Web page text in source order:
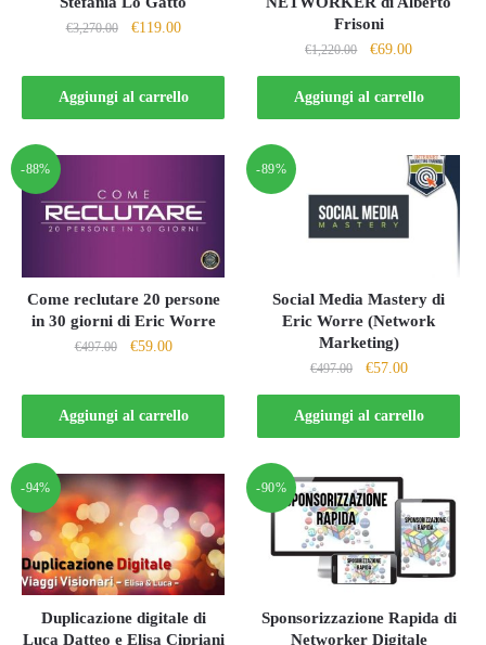
€3,270.00
Il
originale
era:
€3,270.00.
€119.00Il
attuale
è:
€119.00.
Aggiungi al carrello
Frisoni
€1,220.00
Il
prezzo
originale
era:
€69.00Il
prezzo
attuale
è:
Aggiungi al carrello
-88%
Come reclutare 20 persone
in 30 giorni di Eric Worre
€497.00
Il
originale
era:
€497.00.
€59.00Il
attuale
è:
€59.00.
Aggiungi al carrello
-89%
Social Media Mastery di
Eric Worre (Network
Marketing)
€497.00
Il
prezzo
originale
era:
€57.00Il
prezzo
attuale
è:
Aggiungi al carrello
-94%
Duplicazione digitale di
Luca Datteo e Elisa Cipriani
-90%
Sponsorizzazione Rapida di
Networker Digitale